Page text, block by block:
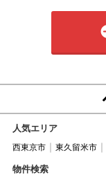
人気エリア
西東京市 東久留米市
物件検索